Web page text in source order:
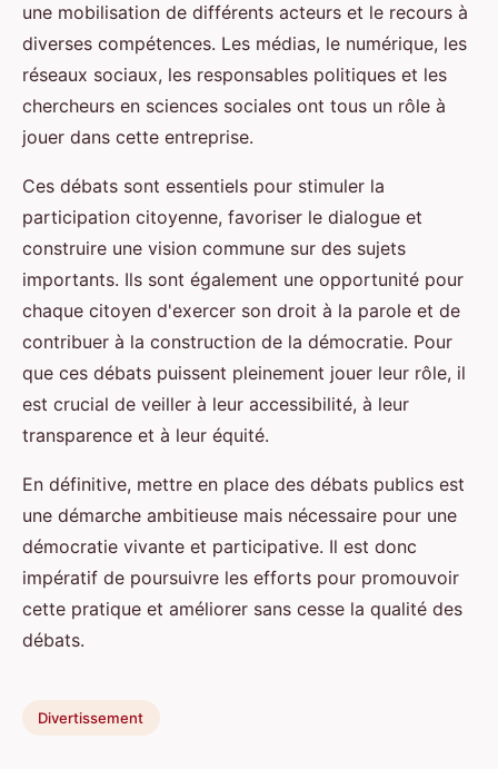
une mobilisation de différents acteurs et le recours à
diverses compétences. Les médias, le numérique, les
réseaux sociaux, les responsables politiques et les
chercheurs en sciences sociales ont tous un rôle à
jouer dans cette entreprise.
Ces débats sont essentiels pour stimuler la
participation citoyenne, favoriser le dialogue et
construire une vision commune sur des sujets
importants. Ils sont également une opportunité pour
chaque citoyen d'exercer son droit à la parole et de
contribuer à la construction de la démocratie. Pour
que ces débats puissent pleinement jouer leur rôle, il
est crucial de veiller à leur accessibilité, à leur
transparence et à leur équité.
En définitive, mettre en place des débats publics est
une démarche ambitieuse mais nécessaire pour une
démocratie vivante et participative. Il est donc
impératif de poursuivre les efforts pour promouvoir
cette pratique et améliorer sans cesse la qualité des
débats.
Divertissement